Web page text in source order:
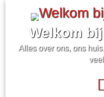
Welkom
Alles over ons, ons